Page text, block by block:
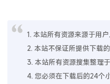
1. 本站所有资源来源于用
2. 本站不保证所提供下载
3. 本站所有资源搜集整理
4. 您必须在下载后的24个